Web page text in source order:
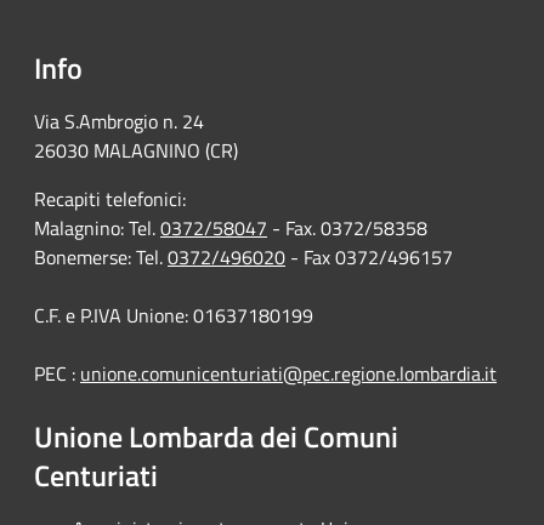
Info
Via S.Ambrogio n. 24
26030 MALAGNINO (CR)
Recapiti telefonici:
Malagnino: Tel.0372/58047 - Fax. 0372/58358
Bonemerse: Tel.0372/496020 - Fax 0372/496157
C.F. e P.IVA Unione: 01637180199
PEC : unione.comunicenturiati@pec.regione.lombardia.it
Unione Lombarda dei Comuni
Centuriati